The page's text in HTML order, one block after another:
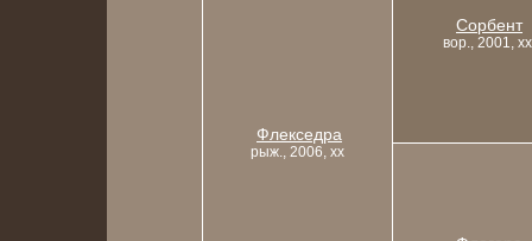
Флекседра
рыж., 2006, xx
Сорбент
вор., 2001, xx